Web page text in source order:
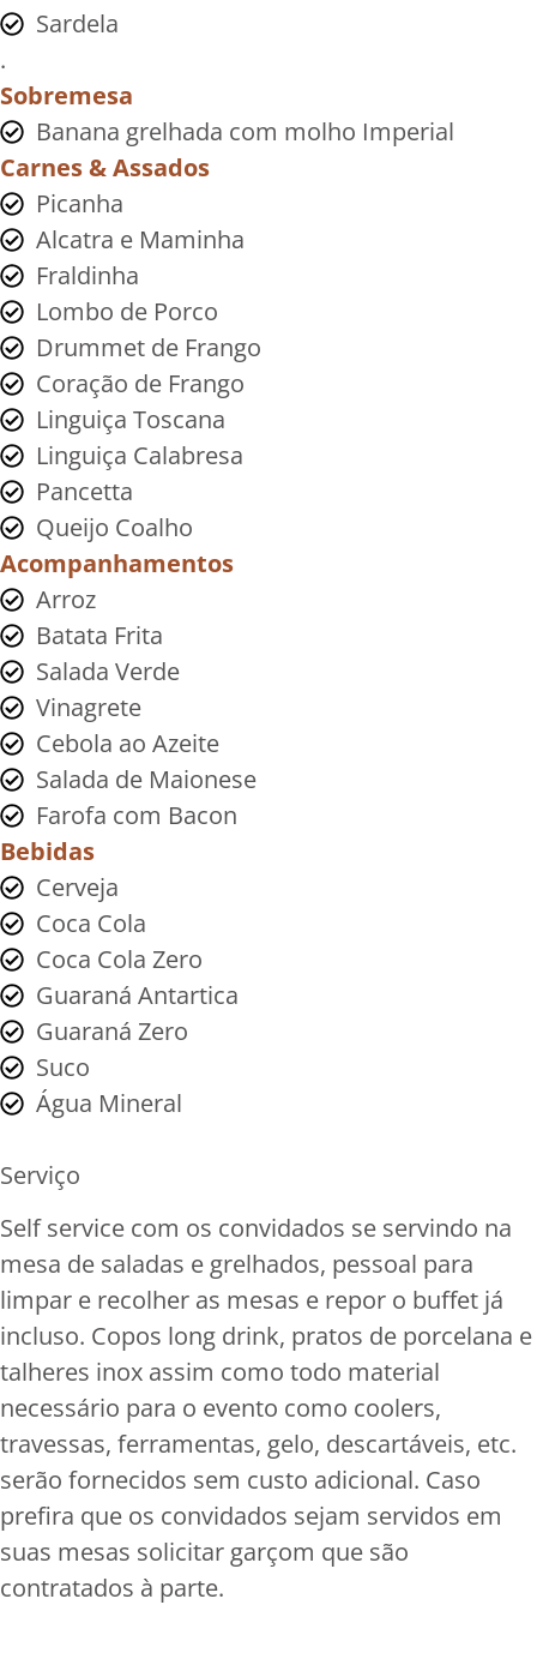
Sardela
.
Sobremesa
Banana grelhada com molho Imperial
Carnes & Assados
Picanha
Alcatra e Maminha
Fraldinha
Lombo de Porco
Drummet de Frango
Coração de Frango
Linguiça Toscana
Linguiça Calabresa
Pancetta
Queijo Coalho
Acompanhamentos
Arroz
Batata Frita
Salada Verde
Vinagrete
Cebola ao Azeite
Salada de Maionese
Farofa com Bacon
Bebidas
Cerveja
Coca Cola
Coca Cola Zero
Guaraná Antartica
Guaraná Zero
Suco
Água Mineral
Serviço
Self service com os convidados se servindo na
mesa de saladas e grelhados, pessoal para
limpar e recolher as mesas e repor o buffet já
incluso. Copos long drink, pratos de porcelana e
talheres inox assim como todo material
necessário para o evento como coolers,
travessas, ferramentas, gelo, descartáveis, etc.
serão fornecidos sem custo adicional. Caso
prefira que os convidados sejam servidos em
suas mesas solicitar garçom que são
contratados à parte.